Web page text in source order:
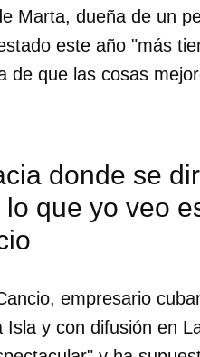
Marta, dueña de un
este año "más
de que las cosas
donde se
lo que yo veo
empresario
Isla y con difusión en